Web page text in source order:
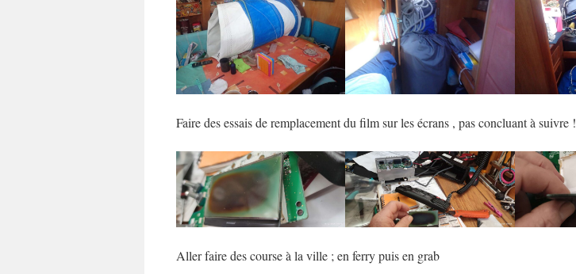
Faire des essais de remplacement du film sur les écrans , pas concluant à suivre !
Aller faire des course à la ville ; en ferry puis en grab